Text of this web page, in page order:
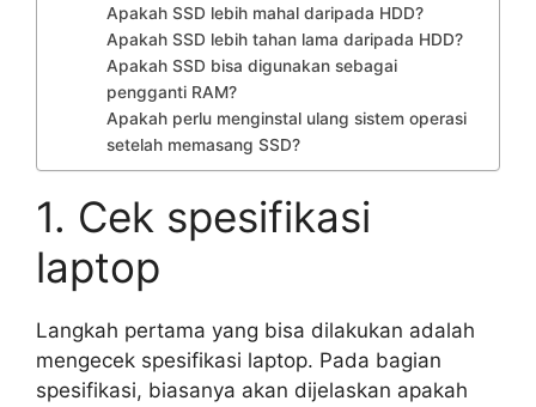
Apakah SSD lebih mahal daripada HDD?
Apakah SSD lebih tahan lama daripada HDD?
Apakah SSD bisa digunakan sebagai
pengganti RAM?
Apakah perlu menginstal ulang sistem operasi
setelah memasang SSD?
1. Cek spesifikasi
laptop
Langkah pertama yang bisa dilakukan adalah
mengecek spesifikasi laptop. Pada bagian
spesifikasi, biasanya akan dijelaskan apakah